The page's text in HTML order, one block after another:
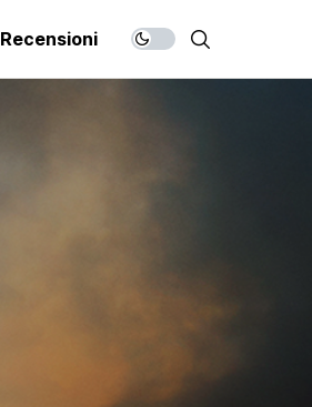
Recensioni